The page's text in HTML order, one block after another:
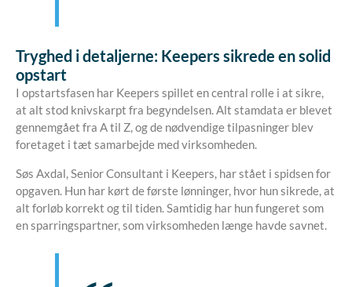
Tryghed i detaljerne: Keepers sikrede en solid
opstart
I opstartsfasen har Keepers spillet en central rolle i at sikre,
at alt stod knivskarpt fra begyndelsen. Alt stamdata er blevet
gennemgået fra A til Z, og de nødvendige tilpasninger blev
foretaget i tæt samarbejde med virksomheden.
Søs Axdal, Senior Consultant i Keepers, har stået i spidsen for
opgaven. Hun har kørt de første lønninger, hvor hun sikrede, at
alt forløb korrekt og til tiden. Samtidig har hun fungeret som
en sparringspartner, som virksomheden længe havde savnet.